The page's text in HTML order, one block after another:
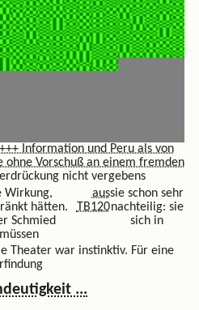
Information und Peru als von
ohne Vorschuß an einem fremden
nicht vergebens
Wirkung,
hätten.
Schmied
müssen
aus
TB120
sie schon sehr
nachteilig: sie
sich in
Theater war instinktiv. Für eine
...